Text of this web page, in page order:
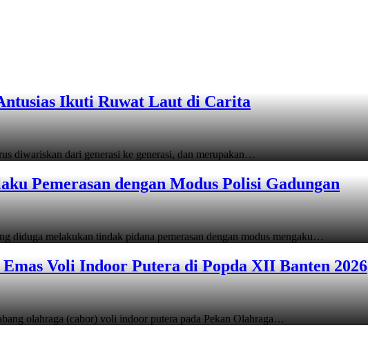
Ikuti Ruwat Laut di Carita
diwariskan dari generasi ke generasi, dan merupakan…
Pemerasan dengan Modus Polisi Gadungan
diduga melakukan tindak pidana pemerasan dengan modus mengaku…
Voli Indoor Putera di Popda XII Banten 2026
olahraga (cabor) voli indoor putera pada Pekan Olahraga…